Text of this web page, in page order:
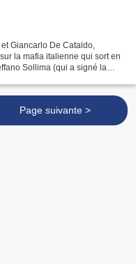
Giancarlo De Cataldo,
la mafia italienne qui sort en
Sollima (qui a signé la
Page suivante >